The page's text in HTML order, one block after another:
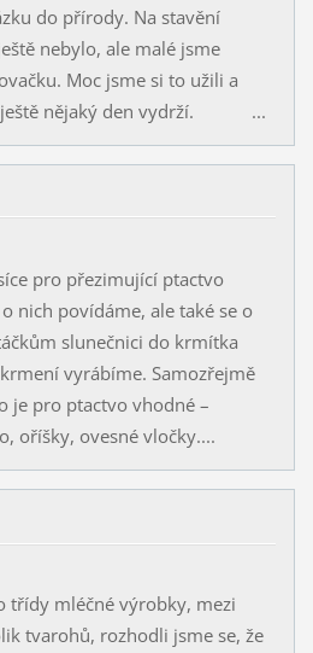
do přírody. Na stavění
nebylo, ale malé jsme
Moc jsme si to užili a
ještě nějaký den vydrží. ...
pro přezimující ptactvo
nich povídáme, ale také se o
slunečnici do krmítka
vyrábíme. Samozřejmě
je pro ptactvo vhodné –
oříšky, ovesné vločky....
třídy mléčné výrobky, mezi
tvarohů, rozhodli jsme se, že